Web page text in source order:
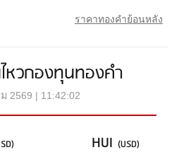
ราคาทองคำย้อนหลัง
หวกองทุนทองคำ
2569 | 11:42:02
HUI (USD)